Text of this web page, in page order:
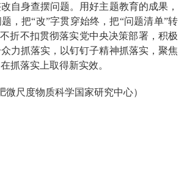
自身查摆问题。用好主题教育的成果，
，把“改”字贯穿始终，把“问题清单”转
折不扣贯彻落实党中央决策部署，积极
力抓落实，以钉钉子精神抓落实，聚焦
抓落实上取得新实效。
微尺度物质科学国家研究中心）